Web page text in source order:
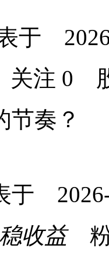
于
关注 0
节奏？
2026-
收益